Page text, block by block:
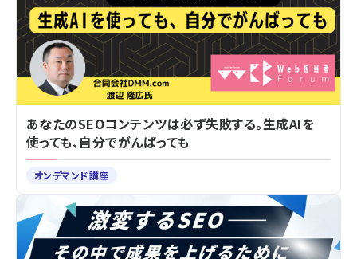
あなたのSEOコンテンツは必ず失敗する。生成AIを
使っても、自分でがんばっても
オンデマンド講座